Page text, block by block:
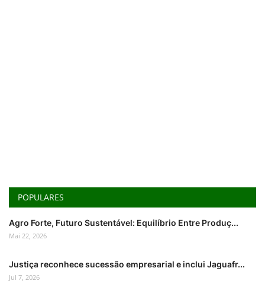
POPULARES
Agro Forte, Futuro Sustentável: Equilíbrio Entre Produç...
Mai 22, 2026
Justiça reconhece sucessão empresarial e inclui Jaguafr...
Jul 7, 2026